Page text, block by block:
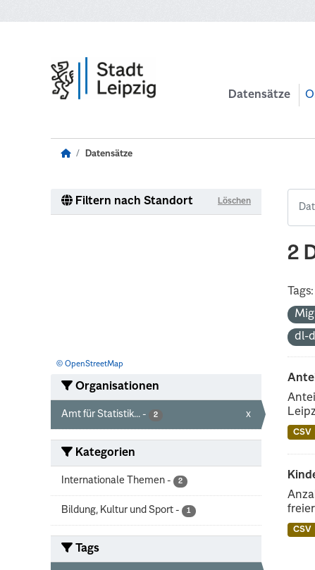
Datensätze
Datensätze
Filtern nach Standort Löschen
© OpenStreetMap
Organisationen
Amt für Statistik... - 2 x
Kategorien
Internationale Themen - 2
Bildung, Kultur und Sport - 1
Tags
2
Tags:
dl-
CSV
CSV